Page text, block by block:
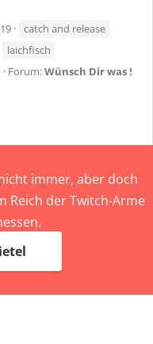
catch and release
laichfisch
Forum:Wünsch Dir was !
immer, aber doch
Reich der Twitch-Arme